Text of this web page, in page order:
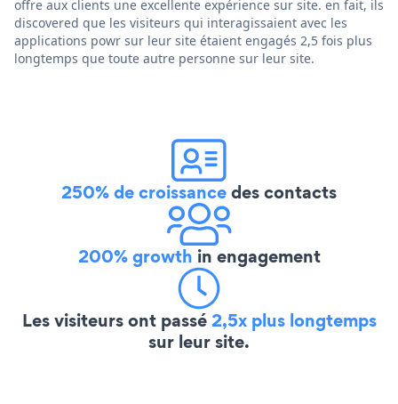
offre aux clients une excellente expérience sur site. en fait, ils
discovered que les visiteurs qui interagissaient avec les
applications powr sur leur site étaient engagés 2,5 fois plus
longtemps que toute autre personne sur leur site.
250% de croissancedes contacts
200% growth in engagement
Les visiteurs ont passé2,5x plus longtemps
sur leur site.